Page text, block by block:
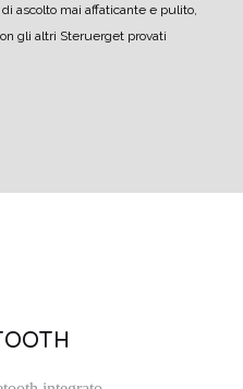
ascolto mai affaticante e pulito,
gli altri Steruerget provati